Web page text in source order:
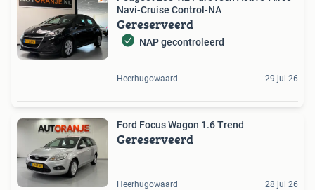
Navi-Cruise Control-NA
Gereserveerd
NAP gecontroleerd
Heerhugowaard 29 jul 26
Ford Focus Wagon 1.6 Trend
Gereserveerd
Heerhugowaard 28 jul 26